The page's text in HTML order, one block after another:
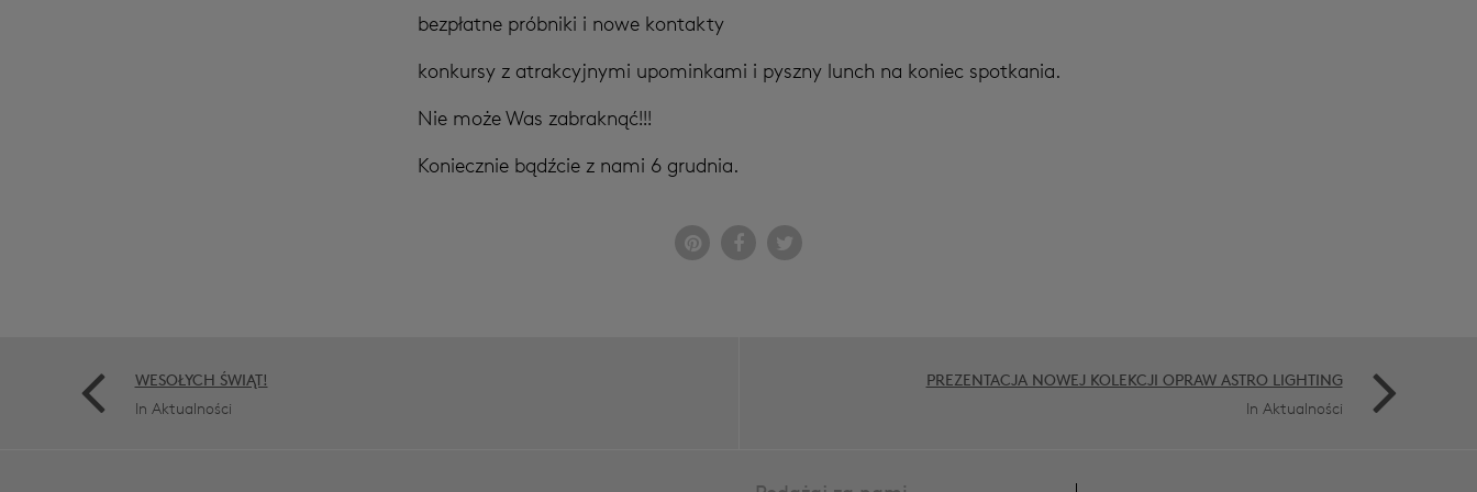
bezpłatne próbniki i nowe kontakty
konkursy z atrakcyjnymi upominkami i pyszny lunch na koniec spotkania.
Nie może Was zabraknąć!!!
Koniecznie bądźcie z nami 6 grudnia.
WESOŁYCH ŚWIĄT!
In Aktualności
PREZENTACJA NOWEJ KOLEKCJI OPRAW ASTRO LIGHTING
In Aktualności